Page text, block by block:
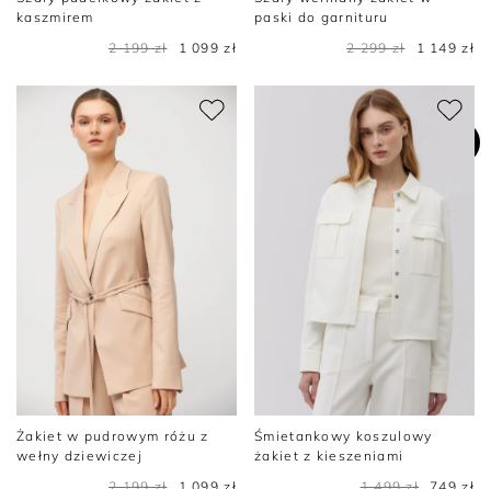
kaszmirem
2 199 zł
1 099 zł
paski do garnituru
2 299 zł
1 149 zł
Żakiet w pudrowym różu z
wełny dziewiczej
Śmietankowy koszulowy
żakiet z kieszeniami